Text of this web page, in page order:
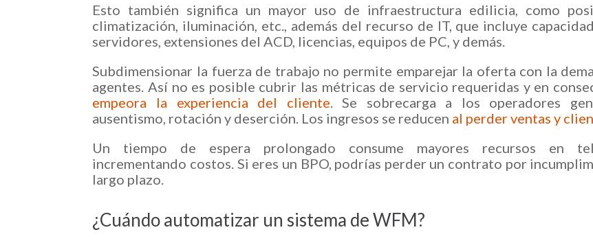
Esto también significa un mayor uso de infraestructura edilicia, como
climatización, iluminación, etc., además del recurso de IT, que incluye
servidores, extensiones del ACD, licencias, equipos de PC, y demás.
Subdimensionar la fuerza de trabajo no permite emparejar la oferta con la
agentes. Así no es posible cubrir las métricas de servicio requeridas y en
empeora la experiencia del cliente . Se sobrecarga a los operadores
ausentismo, rotación y deserción. Los ingresos se reducen al perder ventas y
Un tiempo de espera prolongado consume mayores recursos en
incrementando costos. Si eres un BPO, podrías perder un contrato por
largo plazo.
¿Cuándo automatizar un sistema de WFM?